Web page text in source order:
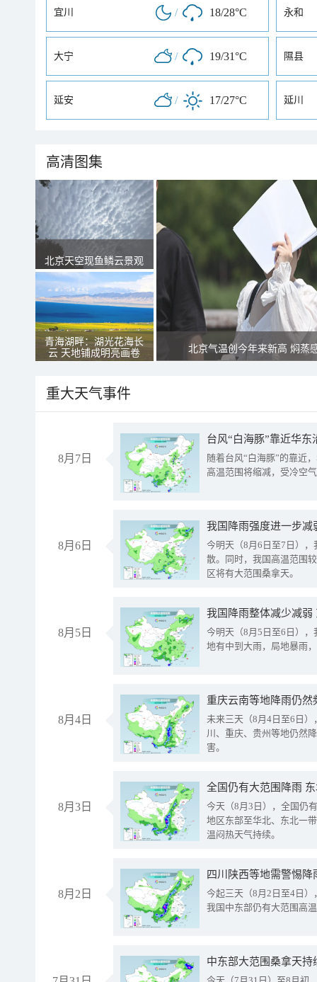
宜川 / 18/28°C 永和
大宁 / 19/31°C 隰县
延安 / 17/27°C 延川
高清图集
北京天空现鱼鳞云景观
青海湖畔：湖光花海长
云 天地铺成明亮画卷
北京气温创今年来新高 焖蒸
重大天气事件
8月7日
台风“白海豚”靠近华
随着台风“白海豚”的靠近
高温范围将缩减，受冷空
8月6日
今明天（8月6日至7日）
散。同时，我国高温范围
区将有大范围桑拿天。
8月5日
我国降雨整体减少减弱
今明天（8月5日至6日）
地有中到大雨，局地暴雨
8月4日
重庆云南等地降雨仍然
未来三天（8月4日至6日
川、重庆、贵州等地仍然
害。
8月3日
全国仍有大范围降雨
今天（8月3日），全国仍
地区东部至华北、东北一
温闷热天气持续。
8月2日
今起三天（8月2日至4日
我国中东部仍有大范围高
中东部大范围桑拿天